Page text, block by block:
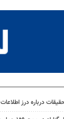
درباره درز